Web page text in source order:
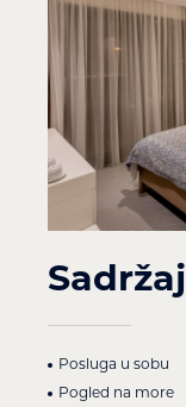
Sadržaj
Posluga u sobu
Pogled na more